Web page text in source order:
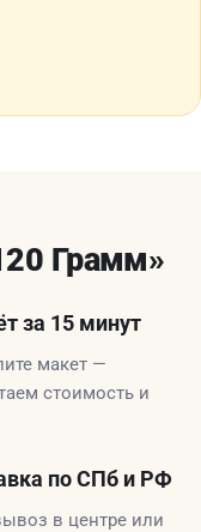
Грамм»
за 15 минут
макет —
стоимость и
по СПб и РФ
в центре или